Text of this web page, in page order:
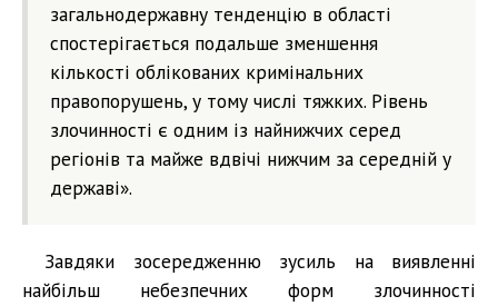
загальнодержавну тенденцію в області
спостерігається подальше зменшення
кількості облікованих кримінальних
правопорушень, у тому числі тяжких. Рівень
злочинності є одним із найнижчих серед
регіонів та майже вдвічі нижчим за середній у
державі».
Завдяки зосередженню зусиль на виявленні
найбільш небезпечних форм злочинності